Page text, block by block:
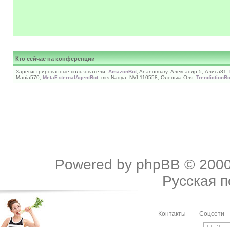
Кто сейчас на конференции
Зарегистрированные пользователи: AmazonBot , Ananormary, Александр 5, Алиса81,
Mania570, MetaExternalAgentBot , mrs.Nadya, NVL110558, Оленька-Оля,
Powered by phpBB ©
Русская
Контакты Соцсети